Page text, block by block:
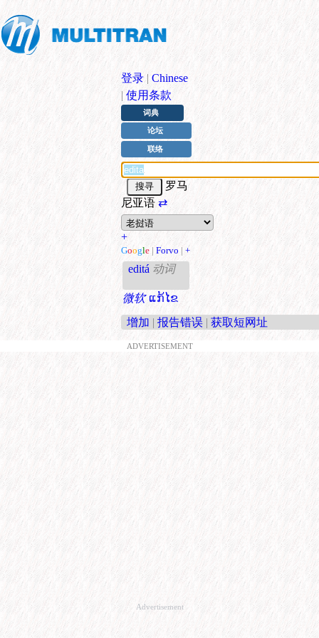
登录 | Chinese
| 使用条款
词典
论坛
联络
罗马
尼亚语 ⇄
+
Google | Forvo | +
editá 动词
微软 ແກ້ໄຂ
增加 | 报告错误 | 获取短网址
ADVERTISEMENT
Advertisement